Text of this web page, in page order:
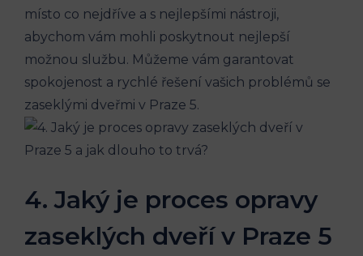
místo co nejdříve a s nejlepšími nástroji,
abychom vám mohli poskytnout nejlepší
možnou službu. Můžeme vám garantovat
spokojenost a rychlé řešení vašich problémů se
zaseklými dveřmi v Praze 5.
4. Jaký je proces opravy
zaseklých dveří v Praze 5